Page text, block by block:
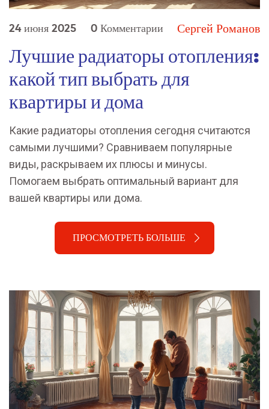
24 июня 2025 0 Комментарии Сергей Романов
Лучшие радиаторы отопления:
какой тип выбрать для
квартиры и дома
Какие радиаторы отопления сегодня считаются
самыми лучшими? Сравниваем популярные
виды, раскрываем их плюсы и минусы.
Помогаем выбрать оптимальный вариант для
вашей квартиры или дома.
ПРОСМОТРЕТЬ БОЛЬШЕ